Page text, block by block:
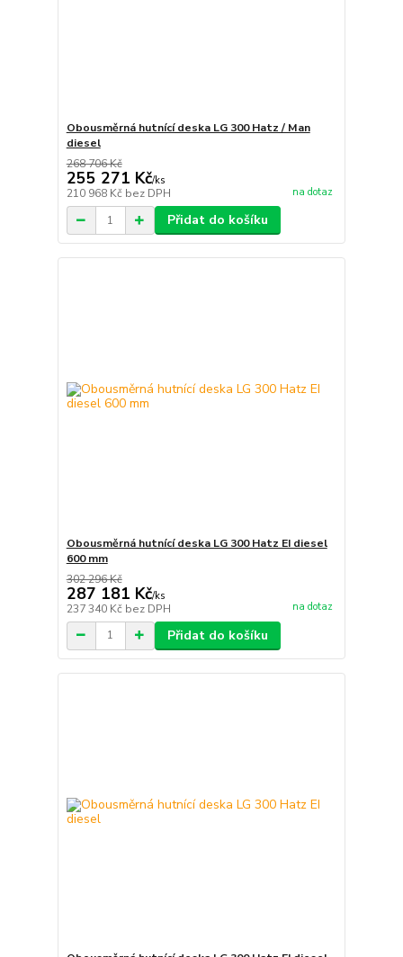
Obousměrná hutnící deska LG 300 Hatz / Man
diesel
268 706 Kč
255 271 Kč/ks
210 968 Kč bez DPH na dotaz
Přidat do košíku
Obousměrná hutnící deska LG 300 Hatz EI diesel
600 mm
302 296 Kč
287 181 Kč/ks
237 340 Kč bez DPH na dotaz
Přidat do košíku